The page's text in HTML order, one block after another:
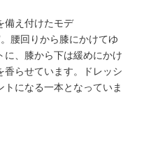
備え付けたモデ
腰回りから膝にかけてゆ
に、膝から下は緩めにかけ
香らせています。ドレッシ
になる一本となっていま